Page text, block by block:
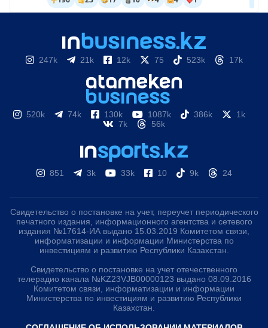
247k 21k 12k 75 523k 17k
520k 74k 130k 1087k 386k
1k
7k
56k
851 3k 33k 10 9k 24
Свидетельство о постановке на учет, переучет периодического
печатного издания, информационного агентства и сетевого
издания №17614-ИА выдано 15.03.2019 Комитетом связи,
информатизации и информации Министерства по
инвестициям и развитию Республики Казахстан.
Свидетельство о постановке на учет отечественного
телерадио канала №KZ23VJB00000123 выдано 08.09.2016
Комитетом связи, информатизации и информации
Министерства по инвестициям и развитию Республики
Казахстан.